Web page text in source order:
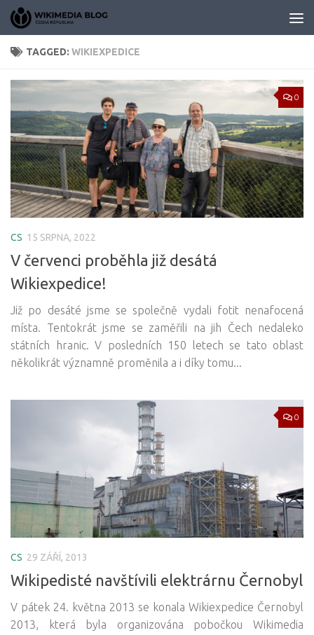
Skip to content
TAGGED: WIKIEXPEDICE
0
CS 15 SRPNA, 2022
V červenci proběhla již desátá
Wikiexpedice!
Již po desáté jsme se společně vydali fotit nenafocená
místa. Tentokrát jsme se zaměřili na jih Čech nedaleko
státních hranic. V posledních 150 letech se tato oblast
několikrát významně proměnila a i díky tomu...
0
CS 29 ZÁŘÍ, 2013
Wikipedisté navštívili elektrárnu Černobyl
V pátek 24. května 2013 se konala Wikiexpedice Černobyl
2013, která byla organizována pobočkou Wikimedia